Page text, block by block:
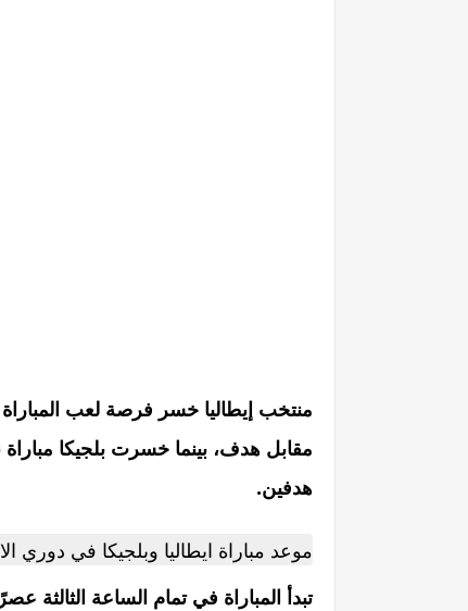
منتخب إيطاليا خسر فرصة لعب المباراة
مقابل هدف، بينما خسرت بلجيكا مباراة
هدفين.
موعد مباراة ايطاليا وبلجيكا في دوري
تبدأ المباراة في تمام الساعة الثالثة